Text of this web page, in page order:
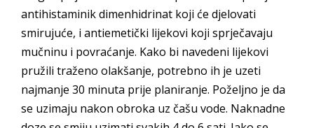
antihistaminik dimenhidrinat koji će djelovati
smirujuće, i antiemetički lijekovi koji sprječavaju
mučninu i povraćanje. Kako bi navedeni lijekovi
pružili traženo olakšanje, potrebno ih je uzeti
najmanje 30 minuta prije planiranje. Poželjno je da
se uzimaju nakon obroka uz čašu vode. Naknadne